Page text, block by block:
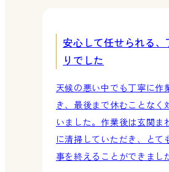
安心して任せられる
りでした
天候の悪い中でも丁寧に作
き、最後まで休むことなく
いました。作業後は玄関ま
に清掃していただき、とて
事を終えることができまし